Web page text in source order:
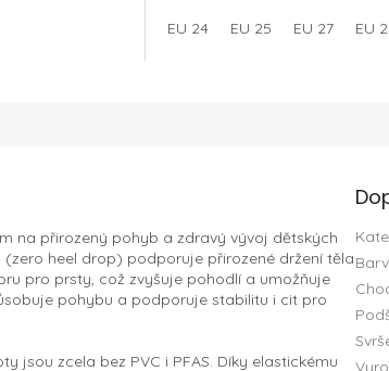
EU 24 EU 25 EU 27 EU
na přirozený pohyb a zdravý vývoj dětských
heel drop) podporuje přirozené držení těla
pro prsty, což zvyšuje pohodlí a umožňuje
pohybu a podporuje stabilitu i cit pro
jsou zcela bez PVC i PFAS. Díky elastickému